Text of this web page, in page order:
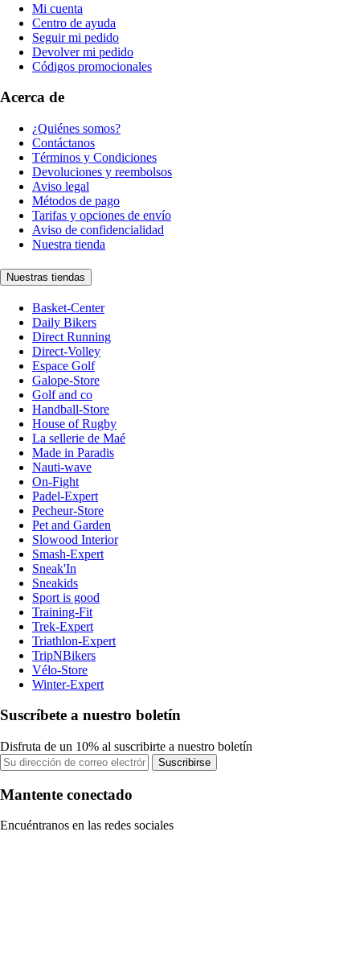
Mi cuenta
Centro de ayuda
Seguir mi pedido
Devolver mi pedido
Códigos promocionales
Acerca de
¿Quiénes somos?
Contáctanos
Términos y Condiciones
Devoluciones y reembolsos
Aviso legal
Métodos de pago
Tarifas y opciones de envío
Aviso de confidencialidad
Nuestra tienda
Nuestras tiendas
Basket-Center
Daily Bikers
Direct Running
Direct-Volley
Espace Golf
Galope-Store
Golf and co
Handball-Store
House of Rugby
La sellerie de Maé
Made in Paradis
Nauti-wave
On-Fight
Padel-Expert
Pecheur-Store
Pet and Garden
Slowood Interior
Smash-Expert
Sneak'In
Sneakids
Sport is good
Training-Fit
Trek-Expert
Triathlon-Expert
TripNBikers
Vélo-Store
Winter-Expert
Suscríbete a nuestro boletín
Disfruta de un 10% al suscribirte a nuestro boletín
Suscribirse
Mantente conectado
Encuéntranos en las redes sociales